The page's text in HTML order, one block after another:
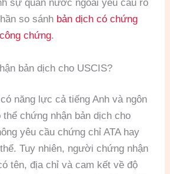
sự quán nước ngoài yêu cầu rõ
so sánh bản dịch có chứng
chứng.
bản dịch cho USCIS?
năng lực cả tiếng Anh và ngôn
thể chứng nhận bản dịch cho
yêu cầu chứng chỉ ATA hay
Tuy nhiên, người chứng nhận
tên, địa chỉ và cam kết về độ